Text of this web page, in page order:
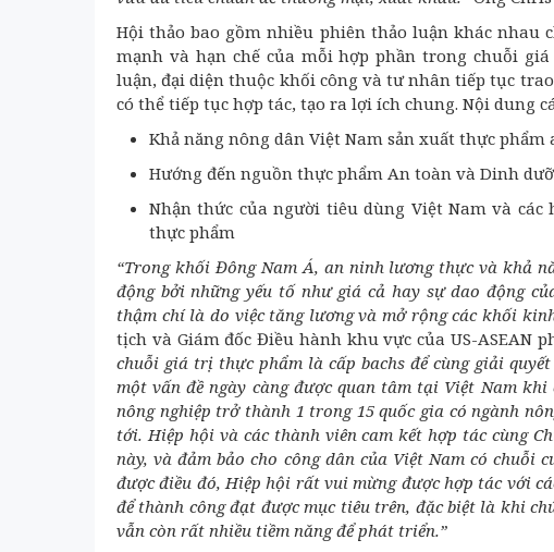
Hội thảo bao gồm nhiều phiên thảo luận khác nhau
mạnh và hạn chế của mỗi hợp phần trong chuỗi
luận, đại diện thuộc khối công và tư nhân tiếp tục
có thể tiếp tục hợp tác, tạo ra lợi ích chung. Nội dung
Khả năng nông dân Việt Nam sản xuất thực
Hướng đến nguồn thực phẩm An toàn và Dinh
Nhận thức của người tiêu dùng Việt Nam và
thực phẩm
“Trong khối Đông Nam Á, an ninh lương thực và khả
động bởi những yếu tố như giá cả hay sự dao động
thậm chí là do việc tăng lương và mở rộng các khối
tịch và Giám đốc Điều hành khu vực của US-ASEAN
chuỗi giá trị thực phẩm là cấp bachs để cùng giải
một vấn đề ngày càng được quan tâm tại Việt Nam
nông nghiệp trở thành 1 trong 15 quốc gia có ngành
tới. Hiệp hội và các thành viên cam kết hợp tác cùng
này, và đảm bảo cho công dân của Việt Nam có
được điều đó, Hiệp hội rất vui mừng được hợp tác với
để thành công đạt được mục tiêu trên, đặc biệt là khi
vẫn còn rất nhiều tiềm năng để phát triển.”